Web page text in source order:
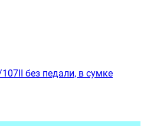
без педали, в сумке